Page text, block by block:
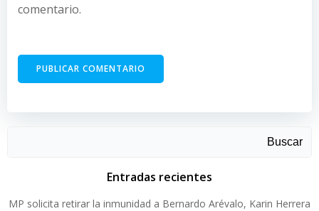
comentario.
Buscar
Entradas recientes
MP solicita retirar la inmunidad a Bernardo Arévalo, Karin Herrera